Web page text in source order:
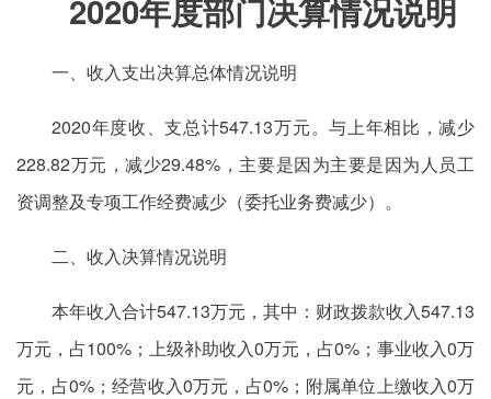
2020年度部门决算情况说明
一、收入支出决算总体情况说明
2020年度收、支总计547.13万元。与上年相比，减少
228.82万元，减少29.48%，主要是因为主要是因为人员工
资调整及专项工作经费减少（委托业务费减少）。
二、收入决算情况说明
本年收入合计547.13万元，其中：财政拨款收入547.13
万元，占100%；上级补助收入0万元，占0%；事业收入0万
元，占0%；经营收入0万元，占0%；附属单位上缴收入0万